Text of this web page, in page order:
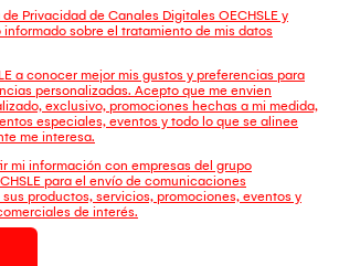
Privacidad de Canales Digitales OECHSLE y
sobre el tratamiento de mis datos
a conocer mejor mis gustos y preferencias para
personalizadas. Acepto que me envien
exclusivo, promociones hechas a mi medida,
especiales, eventos y todo lo que se alinee
me interesa.
mi información con empresas del grupo
para el envío de comunicaciones
productos, servicios, promociones, eventos y
de interés.